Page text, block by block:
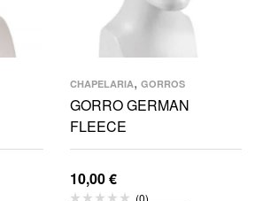
CHAPELARIA, GORROS
GORRO GERMAN
FLEECE
10,00€
(0)